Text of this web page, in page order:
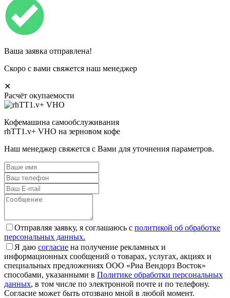
Ваша заявка отправлена!
Скоро с вами свяжется наш менеджер
✕
Расчёт окупаемости
Кофемашина самообслуживания
rhTT1.v+ VHO на зерновом кофе
Наш менеджер свяжется с Вами для уточнения параметров.
Отправляя заявку, я соглашаюсь с политикой об обработке
персональных данных.
Я даю согласие на получение рекламных и
информационных сообщений о товарах, услугах, акциях и
специальных предложениях ООО «Риа Вендорз Восток»
способами, указанными в Политике обработки персональных
данных, в том числе по электронной почте и по телефону.
Согласие может быть отозвано мной в любой момент.